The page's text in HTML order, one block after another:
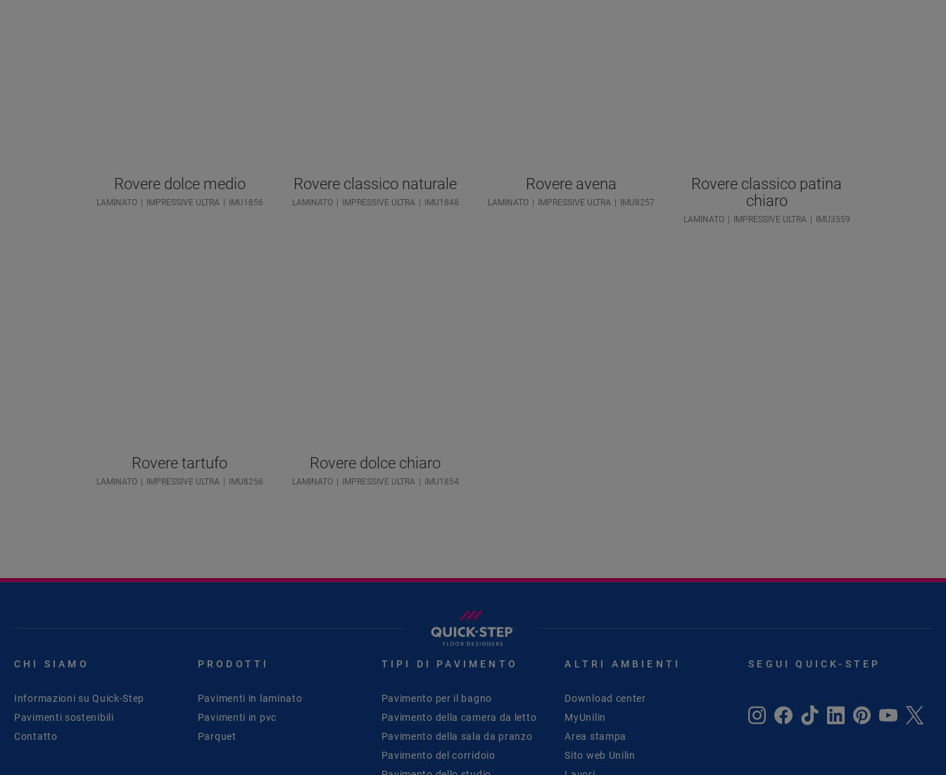
Rovere dolce medio
LAMINATO IMPRESSIVE ULTRA IMU1856
Rovere classico naturale
LAMINATO IMPRESSIVE ULTRA IMU1848
Rovere avena
LAMINATO IMPRESSIVE ULTRA IMU8257
Rovere classico patina
chiaro
LAMINATO IMPRESSIVE ULTRA IMU3559
Rovere tartufo
LAMINATO IMPRESSIVE ULTRA IMU8256
Rovere dolce chiaro
LAMINATO IMPRESSIVE ULTRA IMU1854
CHI SIAMO
Informazioni su Quick-Step
Pavimenti sostenibili
Contatto
PRODOTTI
Pavimenti in laminato
Pavimenti in pvc
Parquet
TIPI DI PAVIMENTO
Pavimento per il bagno
Pavimento della camera da letto
Pavimento della sala da pranzo
Pavimento del corridoio
ALTRI AMBIENTI
Download center
MyUnilin
Area stampa
Sito web Unilin
SEGUI QUICK-STEP